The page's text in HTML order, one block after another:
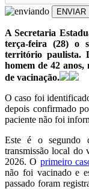
ENVIAR
A Secretaria
terça-feira (28) o
território paulista.
homem de 42
de vacinação.
O caso foi
depois confirmado
paciente não foi
Este é o segundo
transmissão local do
2026. O primeiro
não foi vacinado e
passado foram